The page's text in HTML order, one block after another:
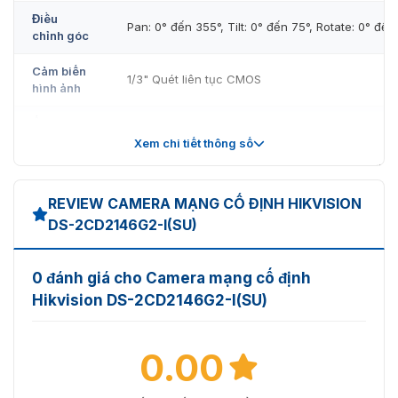
Điều
chỉnh góc
Pan: 0° đến 355°, Tilt: 0° đến 75°, Rotate: 0°
Cảm biến
hình ảnh
1/3" Quét liên tục CMOS
Ống kính tiêu cự cố định, tùy chọn 2.8, 4 và 6
Độ dài
tiêu cự &
FOV
2,8 mm, FOV ngang 103°, FOV dọc 55°, FOV
mm, FOV ngang 83°, FOV dọc 45°, FOV chéo
FOV ngang 53°, FOV dọc 28°, FOV chéo 62°
Ngàm ống
kính
Xem chi tiết thông số
REVIEW CAMERA MẠNG CỐ ĐỊNH HIKVISION
DS-2CD2146G2-I(SU)
0 đánh giá cho Camera mạng cố định
Hikvision DS-2CD2146G2-I(SU)
0.00